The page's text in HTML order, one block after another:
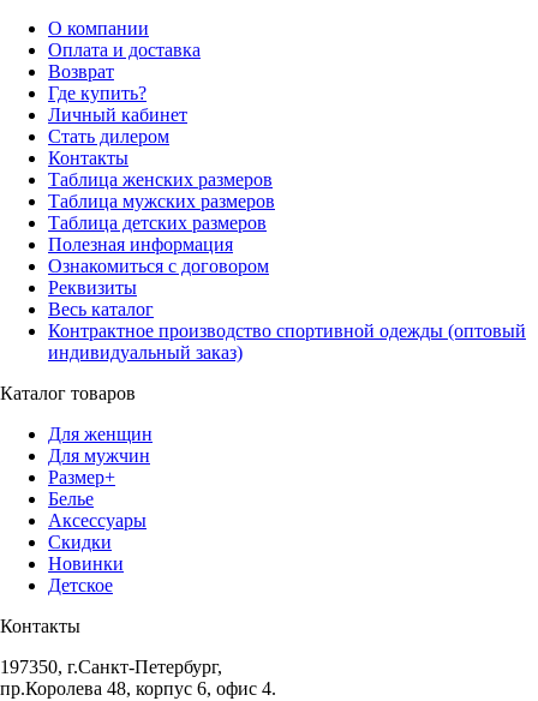
О компании
Оплата и доставка
Возврат
Где купить?
Личный кабинет
Стать дилером
Контакты
Таблица женских размеров
Таблица мужских размеров
Таблица детских размеров
Полезная информация
Ознакомиться с договором
Реквизиты
Весь каталог
Контрактное производство спортивной одежды (оптовый
индивидуальный заказ)
Каталог товаров
Для женщин
Для мужчин
Размер+
Белье
Аксессуары
Скидки
Новинки
Детское
Контакты
197350, г.Санкт-Петербург,
пр.Королева 48, корпус 6, офис 4.